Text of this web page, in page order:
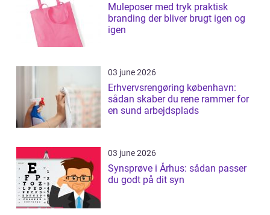
Muleposer med tryk praktisk
branding der bliver brugt igen og
igen
03 june 2026
Erhvervsrengøring københavn:
sådan skaber du rene rammer for
en sund arbejdsplads
03 june 2026
Synsprøve i Århus: sådan passer
du godt på dit syn